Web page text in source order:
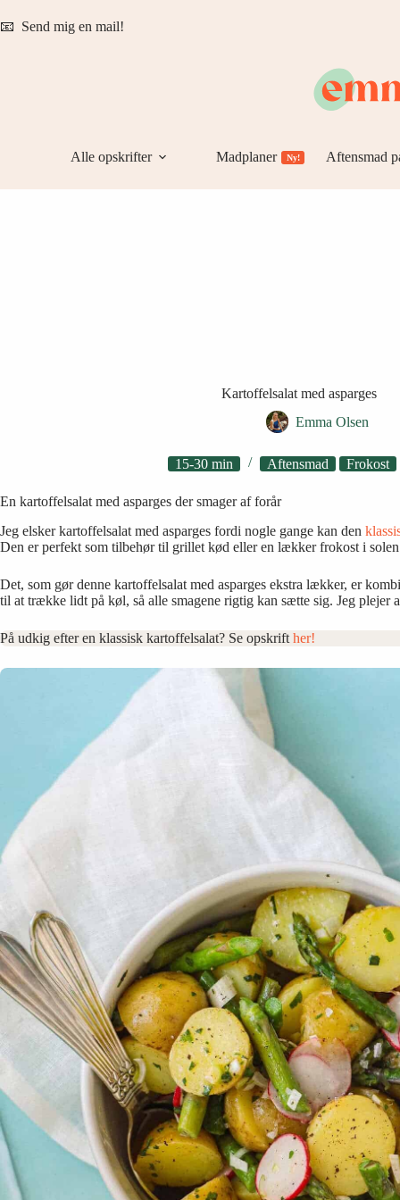
til
📧 Send mig en mail!
Alle opskrifter Madplaner Ny! Aftensmad
Kartoffelsalat med asparges
Emma Olsen
15-30 min Aftensmad Frokost
En kartoffelsalat med asparges der smager af forår
Jeg elsker kartoffelsalat med asparges fordi nogle gange kan den
Den er perfekt som tilbehør til grillet kød eller en lækker frokost i
Det, som gør denne kartoffelsalat med asparges ekstra lækker, er
til at trække lidt på køl, så alle smagene rigtig kan sætte sig. Jeg plejer
På udkig efter en klassisk kartoffelsalat? Se opskrift her!